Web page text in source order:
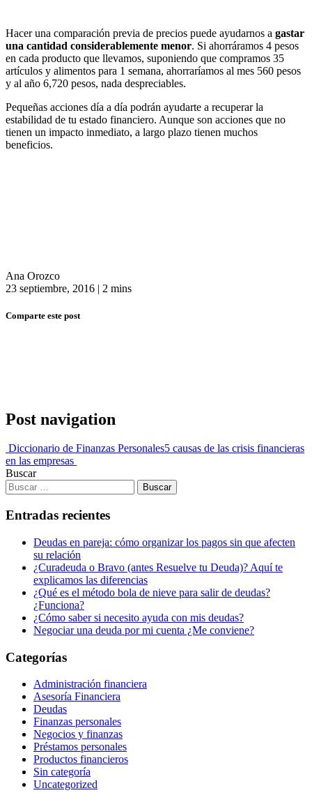
Hacer una comparación previa de precios puede ayudarnos a gastar
una cantidad considerablemente menor. Si ahorráramos 4 pesos
en cada producto que llevamos, suponiendo que compramos 35
artículos y alimentos para 1 semana, ahorraríamos al mes 560 pesos
y al año 6,720 pesos, nada despreciables.
Pequeñas acciones día a día podrán ayudarte a recuperar la
estabilidad de tu estado financiero. Aunque son acciones que no
tienen un impacto inmediato, a largo plazo tienen muchos
beneficios.
Ana Orozco
23 septiembre, 2016 | 2 mins
Comparte este post
Post navigation
Diccionario de Finanzas Personales5 causas de las crisis financieras
en las empresas
Buscar
Entradas recientes
Deudas en pareja: cómo organizar los pagos sin que afecten
su relación
¿Curadeuda o Bravo (antes Resuelve tu Deuda)? Aquí te
explicamos las diferencias
¿Qué es el método bola de nieve para salir de deudas?
¿Funciona?
¿Cómo saber si necesito ayuda con mis deudas?
Negociar una deuda por mi cuenta ¿Me conviene?
Categorías
Administración financiera
Asesoría Financiera
Deudas
Finanzas personales
Negocios y finanzas
Préstamos personales
Productos financieros
Sin categoría
Uncategorized